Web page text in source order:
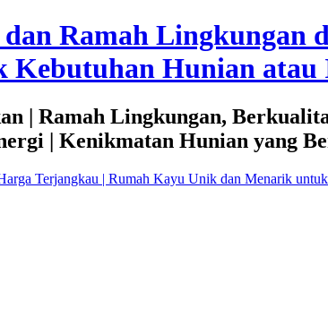
Ramah Lingkungan
Hunian atau
| Ramah Lingkungan,
| Kenikmatan Hunian yang